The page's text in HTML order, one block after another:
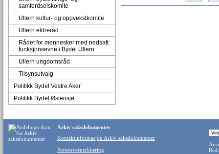
samferdselskomite
Ullern kultur- og oppvekstkomite
Ullern eldreråd
Rådet for mennesker med nedsatt
funksjonsevne i Bydel Ullern
Ullern ungdomsråd
Tilsynsutvalg
Politikk Bydel Vestre Aker
Politikk Bydel Østensjø
Arkiv saksdokumenter
Kontaktinformasjon Arkiv saksdokumenter
Personvernerklæring